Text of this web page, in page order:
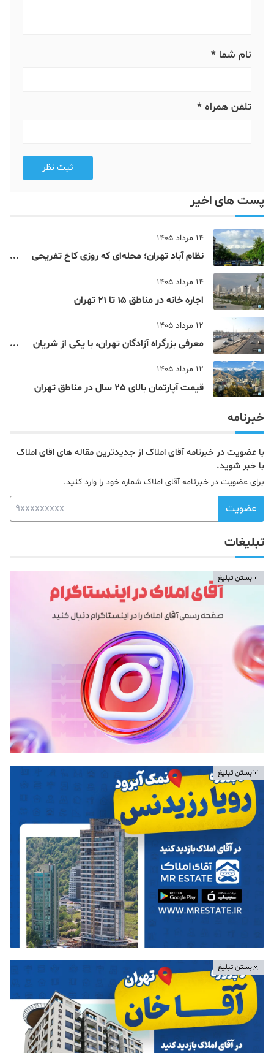
نام شما *
تلفن همراه *
ثبت نظر
پست های اخیر
14 مرداد 1405
نظام‌ آباد تهران؛ محله‌ای که روزی کاخ تفریحی
14 مرداد 1405
اجاره خانه در مناطق 15 تا 21 تهران
12 مرداد 1405
معرفی بزرگراه آزادگان تهران، با یکی از شریان
12 مرداد 1405
قیمت آپارتمان بالای 25 سال در مناطق تهران
خبرنامه
با عضویت در خبرنامه آقای املاک از جدیدترین مقاله های اقای املاک
با خبر شوید.
برای عضویت در خبرنامه آقای املاک شماره خود را وارد کنید.
عضویت
تبلیغات
بستن تبلیغ
بستن تبلیغ
بستن تبلیغ